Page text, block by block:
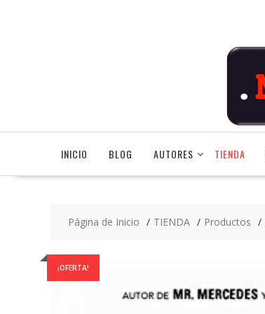
INICIO BLOG AUTORES TIENDA
Página de Inicio TIENDA Productos
¡OFERTA!